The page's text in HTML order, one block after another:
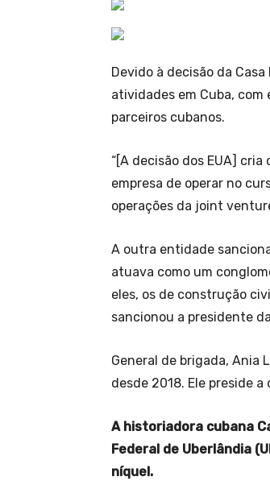
Devido à decisão da
atividades em Cuba,
parceiros cubanos.
“[A decisão dos EUA]
empresa de operar no
operações da joint
A outra entidade
atuava como um
eles, os de construção
sancionou a presidente
General de brigada, Ania
desde 2018. Ele preside
A historiadora cubana
Federal de Uberlândia
níquel.